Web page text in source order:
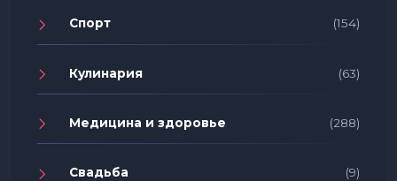
Спорт (154)
Кулинария (63)
Медицина и здоровье (288)
Свадьба (9)